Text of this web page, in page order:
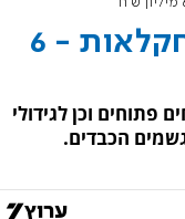
הערכות: נזק הסערה לחקלאות - 6
פתוחים וכן לגידולי
הכבדים.